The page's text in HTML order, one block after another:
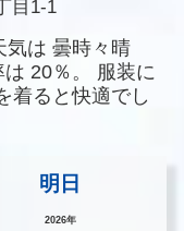
目1-1
気は 曇時々晴
は 20％。
服装に
着ると快適でし
明日
2026年